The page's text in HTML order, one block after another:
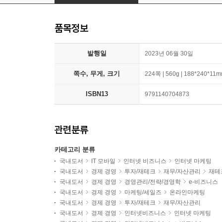
품목정보
발행일 2023년 06월 30일
쪽수, 무게, 크기 224쪽 | 560g |
ISBN13 9791140704873
관련분류
카테고리 분류
국내도서 IT 모바일 인터넷 비즈니스
인터넷 마케팅
국내도서
경제 경영 투자/재테크 재무/자산관리
재테
국내도서
경제 경영 경영관리/전략/경영학
e-비즈니스
국내도서
경제 경영 마케팅/세일즈
온라인마케팅
국내도서
경제 경영 투자/재테크
재무/자산관리
국내도서
경제 경영 인터넷비즈니스
인터넷 마케팅